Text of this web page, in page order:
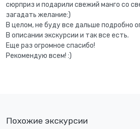
сюрприз и подарили свежий манго со
загадать желание:)
В целом, не буду все дальше подробно
В описании экскурсии и так все есть.
Еще раз огромное спасибо!
Рекомендую всем! :)
Похожие экскурсии